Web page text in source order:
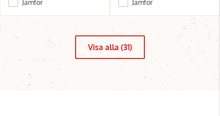
Jämför Jämför
Visa alla (31)